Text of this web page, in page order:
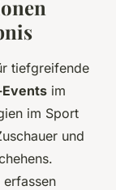
tiefgreifende
im
im Sport
und